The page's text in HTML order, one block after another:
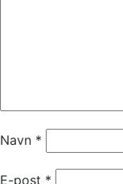
Navn *
E-post *